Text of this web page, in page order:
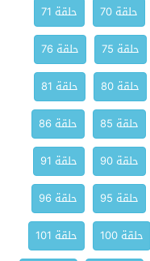
حلقة 70
حلقة 71
حلقة 75
حلقة 76
حلقة 80
حلقة 81
حلقة 85
حلقة 86
حلقة 90
حلقة 91
حلقة 95
حلقة 96
حلقة 100
حلقة 101